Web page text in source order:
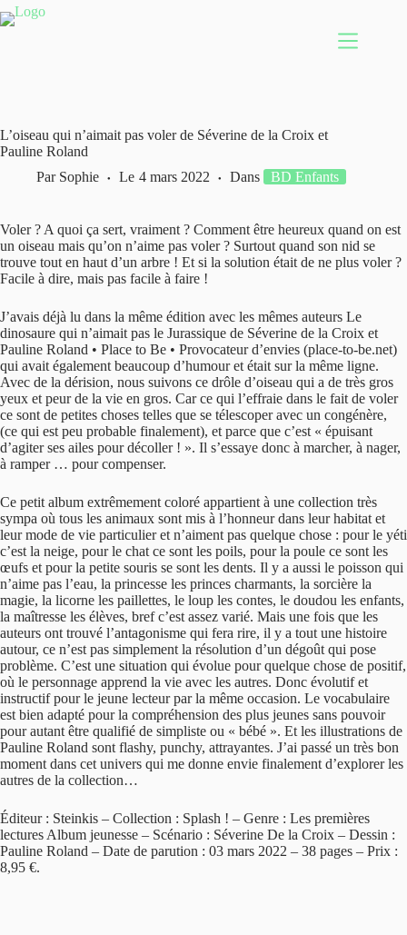
Passer
au
L’oiseau qui n’aimait pas voler de Séverine de la Croix et
Pauline Roland
Par Sophie Le 4 mars 2022 Dans BD Enfants
Voler ? A quoi ça sert, vraiment ? Comment être heureux quand on est
un oiseau mais qu’on n’aime pas voler ? Surtout quand son nid se
trouve tout en haut d’un arbre ! Et si la solution était de ne plus voler ?
Facile à dire, mais pas facile à faire !
J’avais déjà lu dans la même édition avec les mêmes auteurs Le
dinosaure qui n’aimait pas le Jurassique de Séverine de la Croix et
Pauline Roland • Place to Be • Provocateur d’envies (place-to-be.net)
qui avait également beaucoup d’humour et était sur la même ligne.
Avec de la dérision, nous suivons ce drôle d’oiseau qui a de très gros
yeux et peur de la vie en gros. Car ce qui l’effraie dans le fait de voler
ce sont de petites choses telles que se télescoper avec un congénère,
(ce qui est peu probable finalement), et parce que c’est « épuisant
d’agiter ses ailes pour décoller ! ». Il s’essaye donc à marcher, à nager,
à ramper … pour compenser.
Ce petit album extrêmement coloré appartient à une collection très
sympa où tous les animaux sont mis à l’honneur dans leur habitat et
leur mode de vie particulier et n’aiment pas quelque chose : pour le yéti
c’est la neige, pour le chat ce sont les poils, pour la poule ce sont les
œufs et pour la petite souris se sont les dents. Il y a aussi le poisson qui
n’aime pas l’eau, la princesse les princes charmants, la sorcière la
magie, la licorne les paillettes, le loup les contes, le doudou les enfants,
la maîtresse les élèves, bref c’est assez varié. Mais une fois que les
auteurs ont trouvé l’antagonisme qui fera rire, il y a tout une histoire
autour, ce n’est pas simplement la résolution d’un dégoût qui pose
problème. C’est une situation qui évolue pour quelque chose de positif,
où le personnage apprend la vie avec les autres. Donc évolutif et
instructif pour le jeune lecteur par la même occasion. Le vocabulaire
est bien adapté pour la compréhension des plus jeunes sans pouvoir
pour autant être qualifié de simpliste ou « bébé ». Et les illustrations de
Pauline Roland sont flashy, punchy, attrayantes. J’ai passé un très bon
moment dans cet univers qui me donne envie finalement d’explorer les
autres de la collection…
Éditeur : Steinkis – Collection : Splash ! – Genre : Les premières
lectures Album jeunesse – Scénario : Séverine De la Croix – Dessin :
Pauline Roland – Date de parution : 03 mars 2022 – 38 pages – Prix :
8,95 €.